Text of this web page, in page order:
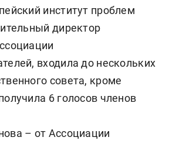
институт проблем
директор
входила до нескольких
совета, кроме
6 голосов членов
– от Ассоциации